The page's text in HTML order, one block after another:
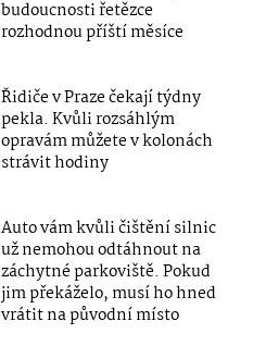
budoucnosti řetězce
rozhodnou příští měsíce
Řidiče v Praze čekají týdny
pekla. Kvůli rozsáhlým
opravám můžete v kolonách
strávit hodiny
Auto vám kvůli čištění silnic
už nemohou odtáhnout na
záchytné parkoviště. Pokud
jim překáželo, musí ho hned
vrátit na původní místo